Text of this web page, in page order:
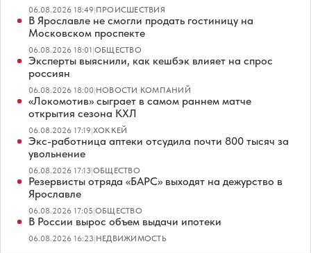
06.08.2026 18:49|ПРОИСШЕСТВИЯ
В Ярославле не смогли продать гостиницу на
Московском проспекте
06.08.2026 18:01|ОБЩЕСТВО
Эксперты выяснили, как кешбэк влияет на спрос
россиян
06.08.2026 18:00|НОВОСТИ КОМПАНИЙ
«Локомотив» сыграет в самом раннем матче
открытия сезона КХЛ
06.08.2026 17:19|ХОККЕЙ
Экс-работница аптеки отсудила почти 800 тысяч за
увольнение
06.08.2026 17:13|ОБЩЕСТВО
Резервисты отряда «БАРС» выходят на дежурство в
Ярославле
06.08.2026 17:05|ОБЩЕСТВО
В России вырос объем выдачи ипотеки
06.08.2026 16:23|НЕДВИЖИМОСТЬ